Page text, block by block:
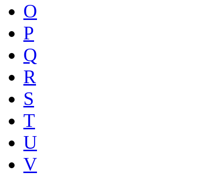
O
P
Q
R
S
T
U
V